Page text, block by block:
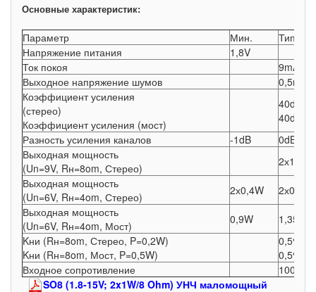
Основные характеристик:
Параметр Мин.
Тип.
Напряжение питания
1,8V
Ток покоя
9mA
Выходное напряжение шумов
0,5mV
Коэффициент усиления
(стерео)
Коэффициент усиления (мост)
40dB
40dB
Разность усиления каналов
-1dB
0dB
Выходная мощность
(Un=9V, Rн=8om, Стерео)
2х1,0W
Выходная мощность
(Un=6V, Rн=4om, Стерео)
2х0,4W
Выходная мощность
(Un=6V, Rн=4om, Мост)
0,9W
1,35W
Kни (Rн=8om, Стерео, P=0,2W)
Kни (Rн=8om, Мост, P=0,5W)
0,5%
0,5%
Входное сопротивление
100Kom
SO8 (1.8-15V; 2x1W/8 Ohm) УНЧ маломощный